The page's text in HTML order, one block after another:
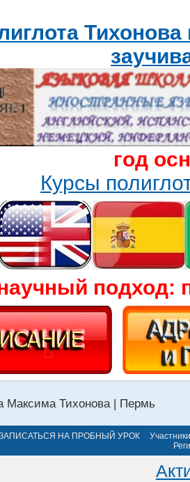
год
Курсы
подход:
Максима Тихонова | Пермь
НА ПРОБНЫЙ УРОК
Участники